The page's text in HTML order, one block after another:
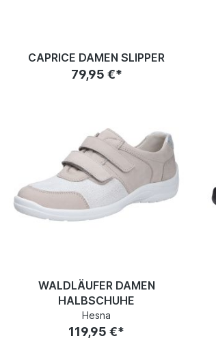
CAPRICE DAMEN SLIPPER
79,95 €*
WALDLÄUFER DAMEN
HALBSCHUHE
Hesna
119,95 €*